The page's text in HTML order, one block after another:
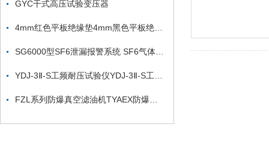
GYC干式高压试验变压器